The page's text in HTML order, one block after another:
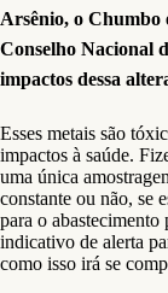
Arsênio, o Chumbo
Conselho Nacional
impactos dessa
Esses metais são
impactos à saúde.
uma única
constante ou não, se
para o
indicativo de alerta
como isso irá se